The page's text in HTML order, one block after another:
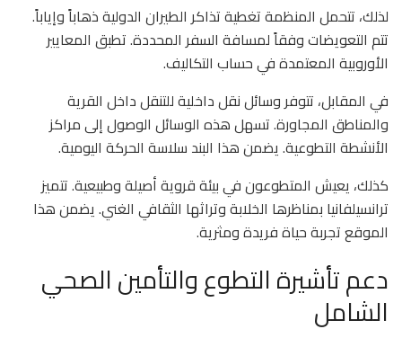
لذلك، تتحمل المنظمة تغطية تذاكر الطيران الدولية ذهاباً وإياباً.
تتم التعويضات وفقاً لمسافة السفر المحددة. تطبق المعايير
الأوروبية المعتمدة في حساب التكاليف.
في المقابل، تتوفر وسائل نقل داخلية للتنقل داخل القرية
والمناطق المجاورة. تسهل هذه الوسائل الوصول إلى مراكز
الأنشطة التطوعية. يضمن هذا البند سلاسة الحركة اليومية.
كذلك، يعيش المتطوعون في بيئة قروية أصيلة وطبيعية. تتميز
ترانسيلفانيا بمناظرها الخلابة وتراثها الثقافي الغني. يضمن هذا
الموقع تجربة حياة فريدة ومثرية.
دعم تأشيرة التطوع والتأمين الصحي
الشامل